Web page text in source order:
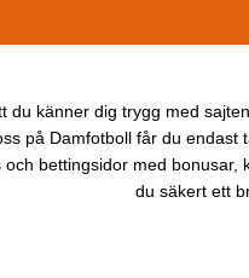
du känner dig trygg med
på Damfotboll får du
och bettingsidor med
du säkert ett